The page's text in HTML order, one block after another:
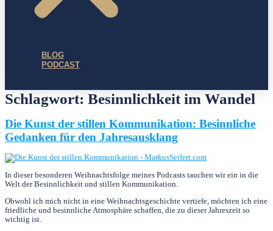
BLOG
PODCAST
Schlagwort: Besinnlichkeit im Wandel
Die Kunst der stillen Kommunikation: Besinnliche
Gedanken für den Jahresausklang
In dieser besonderen Weihnachtsfolge meines Podcasts tauchen wir ein in die
Welt der Besinnlichkeit und stillen Kommunikation.
Obwohl ich mich nicht in eine Weihnachtsgeschichte vertiefe, möchten ich eine
friedliche und besinnliche Atmosphäre schaffen, die zu dieser Jahreszeit so
wichtig ist.